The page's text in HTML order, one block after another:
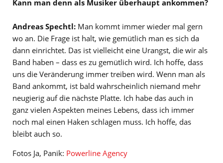
Kann man denn als Musiker überhaupt ankommen?
Andreas Spechtl: Man kommt immer wieder mal gern
wo an. Die Frage ist halt, wie gemütlich man es sich da
dann einrichtet. Das ist vielleicht eine Urangst, die wir als
Band haben – dass es zu gemütlich wird. Ich hoffe, dass
uns die Veränderung immer treiben wird. Wenn man als
Band ankommt, ist bald wahrscheinlich niemand mehr
neugierig auf die nächste Platte. Ich habe das auch in
ganz vielen Aspekten meines Lebens, dass ich immer
noch mal einen Haken schlagen muss. Ich hoffe, das
bleibt auch so.
Fotos Ja, Panik: Powerline Agency